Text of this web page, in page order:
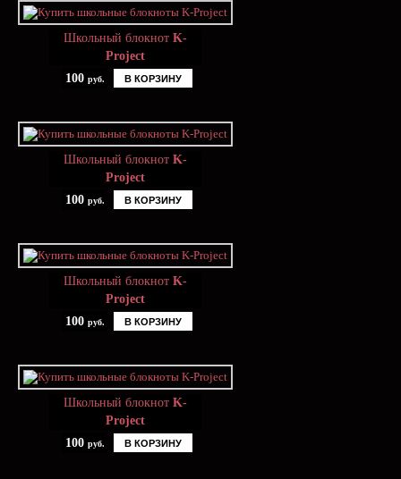
Школьный блокнот K-
Project
100 руб. В КОРЗИНУ
Школьный блокнот K-
Project
100 руб. В КОРЗИНУ
Школьный блокнот K-
Project
100 руб. В КОРЗИНУ
Школьный блокнот K-
Project
100 руб. В КОРЗИНУ